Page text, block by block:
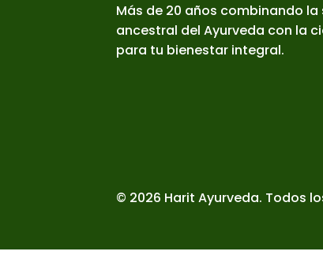
Más de 20 años combinando
ancestral del Ayurveda con la
para tu bienestar integral.
© 2026 Harit Ayurveda. Todos